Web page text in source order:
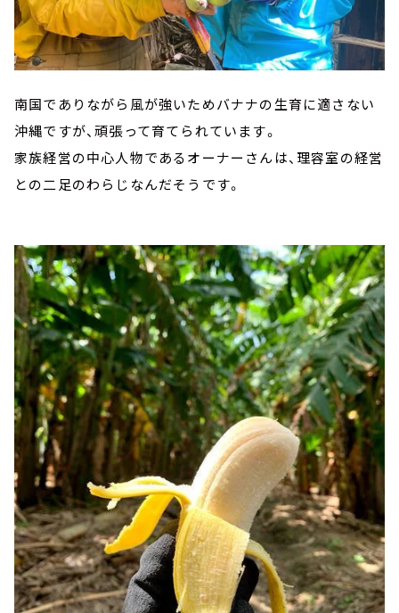
南国でありながら風が強いためバナナの生育に適さない
沖縄ですが、頑張って育てられています。
家族経営の中心人物であるオーナーさんは、理容室の経営
との二足のわらじなんだそうです。